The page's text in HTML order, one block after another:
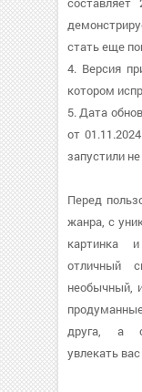
стать еще
4. Версия
котором
5. Дата
от
запустили
Перед
жанра, с
картинка
отличный
необычный,
друга, а
увлекать